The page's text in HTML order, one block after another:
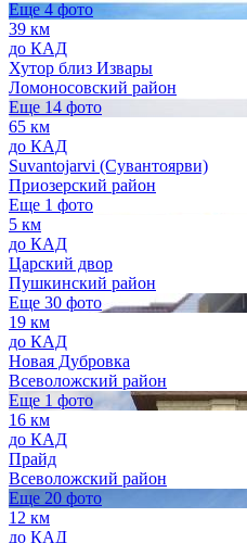
Еще 4 фото
39 км
до КАД
Хутор близ Извары
Ломоносовский район
Еще 14 фото
65 км
до КАД
Suvantojarvi (Сувантоярви)
Приозерский район
Еще 1 фото
5 км
до КАД
Царский двор
Пушкинский район
Еще 30 фото
19 км
до КАД
Новая Дубровка
Всеволожский район
Еще 1 фото
16 км
до КАД
Прайд
Всеволожский район
Еще 20 фото
12 км
до КАД